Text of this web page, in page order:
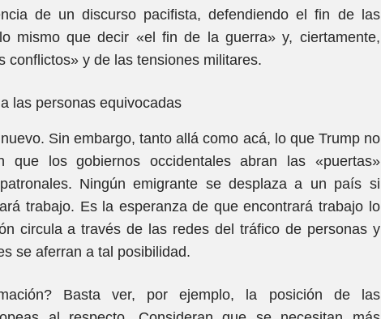
de un discurso pacifista, defendiendo el fin de las
mismo que decir «el fin de la guerra» y, ciertamente,
conflictos» y de las tensiones militares.
las personas equivocadas
Sin embargo, tanto allá como acá, lo que Trump no
que los gobiernos occidentales abran las «puertas»
Ningún emigrante se desplaza a un país si
trabajo. Es la esperanza de que encontrará trabajo lo
circula a través de las redes del tráfico de personas y
se aferran a tal posibilidad.
Basta ver, por ejemplo, la posición de las